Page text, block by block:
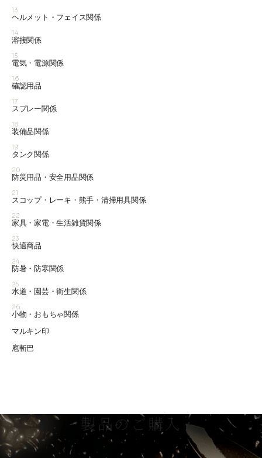
13
ヘルメット・フェイス関係
14
溶接関係
15
電気・電源関係
16
確認用品
17
スプレー関係
18
装備品関係
19
タンク関係
20
防災用品・安全用品関係
21
スコップ・レーキ・熊手・清掃用具関係
22
家具・家電・生活雑貨関係
23
快適商品
24
防暑・防寒関係
25
水道・園芸・衛生関係
26
小物・おもちゃ関係
マルキン印
庖斬巴
製品のご購入